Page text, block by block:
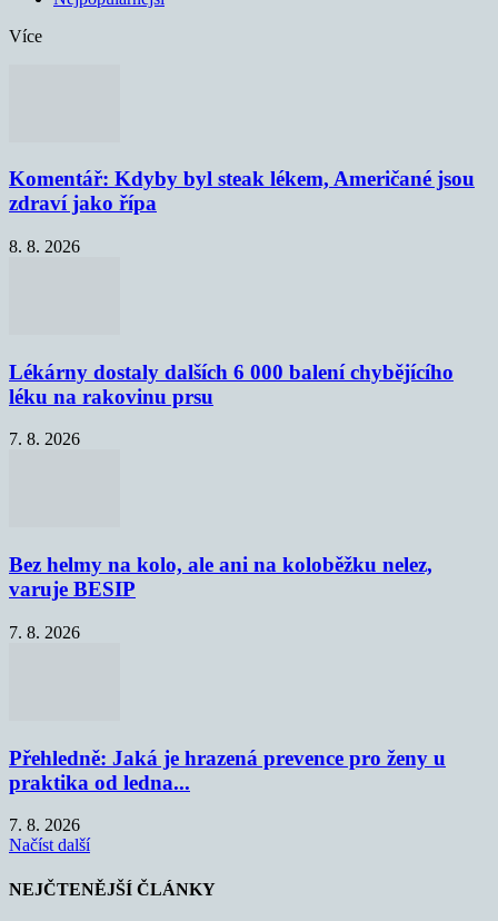
Více
Komentář: Kdyby byl steak lékem, Američané jsou
zdraví jako řípa
8. 8. 2026
Lékárny dostaly dalších 6 000 balení chybějícího
léku na rakovinu prsu
7. 8. 2026
Bez helmy na kolo, ale ani na koloběžku nelez,
varuje BESIP
7. 8. 2026
Přehledně: Jaká je hrazená prevence pro ženy u
praktika od ledna...
7. 8. 2026
Načíst další
NEJČTENĚJŠÍ ČLÁNKY